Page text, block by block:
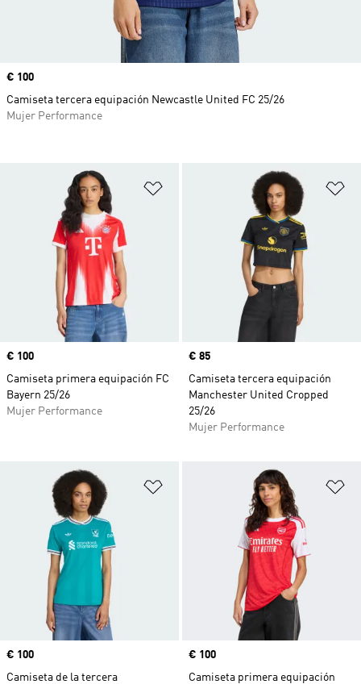
Añadir a la lista de deseos
Precio
€ 100
Camiseta primera equipación FC
Bayern 25/26
Mujer Performance
Precio
€ 85
Camiseta tercera equipación
Manchester United Cropped
25/26
Mujer Performance
Añadir a la lista de deseos
Precio
€ 100
Camiseta de la tercera
Precio
€ 100
Camiseta primera equipación
Precio
€ 100
Camiseta tercera equipación Newcastle United FC 25/26
Mujer Performance